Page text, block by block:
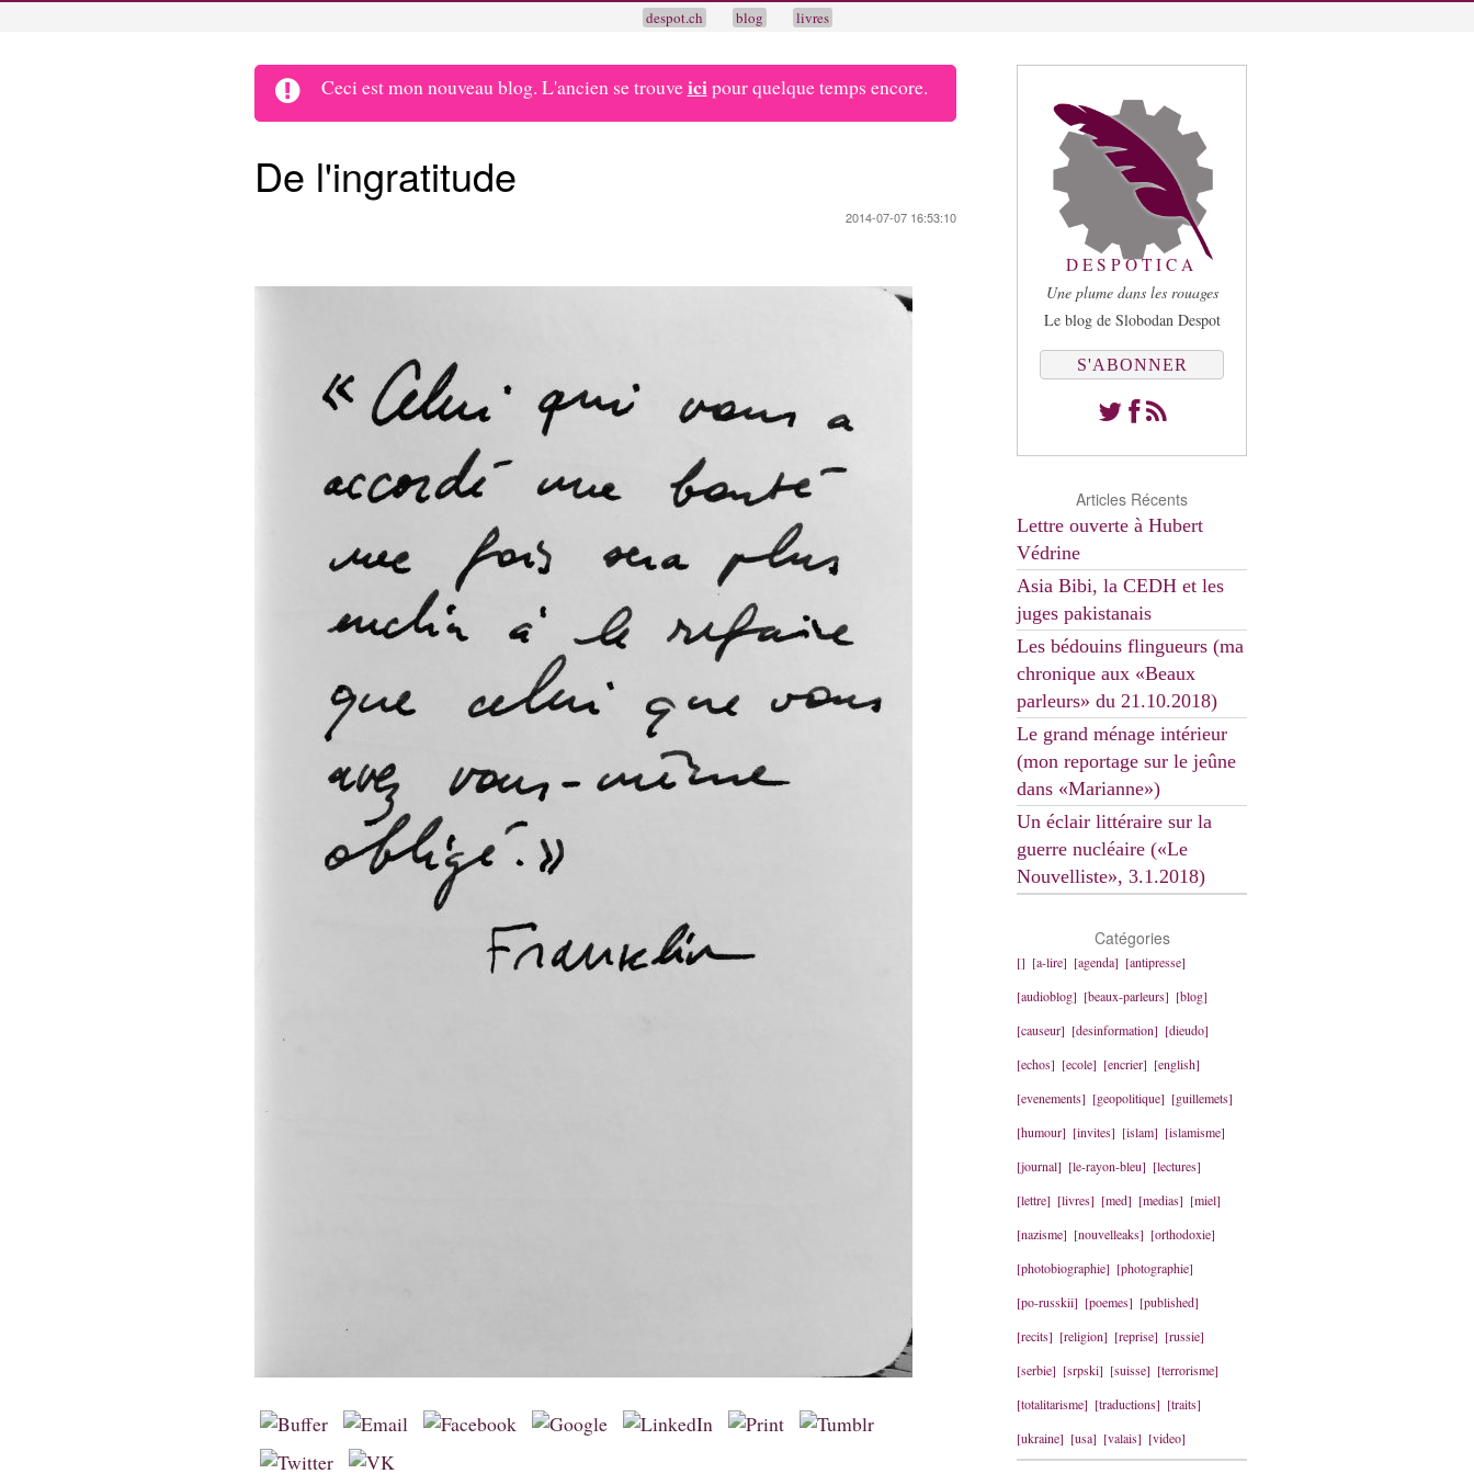
despot.ch blog livres
Ceci est mon nouveau blog. L'ancien se trouveicipour quelque temps encore.
De l'ingratitude
2014-07-07 16:53:10
DESPOTICA
Une plume dans les rouages
Le blog de Slobodan Despot
S'ABONNER
Articles Récents
Lettre ouverte à Hubert
Védrine
Asia Bibi, la CEDH et les
juges pakistanais
Les bédouins flingueurs (ma
chronique aux «Beaux
parleurs» du 21.10.2018)
Le grand ménage intérieur
(mon reportage sur le jeûne
dans «Marianne»)
Un éclair littéraire sur la
guerre nucléaire («Le
Nouvelliste», 3.1.2018)
Catégories
[] [a-lire] [agenda] [antipresse]
[audioblog] [beaux-parleurs] [blog]
[causeur] [desinformation] [dieudo]
[echos] [ecole] [encrier] [english]
[evenements] [geopolitique] [guillemets]
[humour] [invites] [islam] [islamisme]
[journal] [le-rayon-bleu] [lectures]
[lettre] [livres] [med] [medias] [miel]
[nazisme] [nouvelleaks] [orthodoxie]
[photobiographie] [photographie]
[po-russkii] [poemes] [published]
[recits] [religion] [reprise] [russie]
[serbie] [srpski] [suisse] [terrorisme]
[totalitarisme] [traductions] [traits]
[ukraine] [usa] [valais] [video]